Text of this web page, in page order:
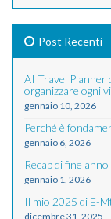
Post Recenti
AI Travel Planner
organizzare ogni
gennaio 10, 2026
Perché è
gennaio 6, 2026
Recap di fine
gennaio 1, 2026
Il mio 2025 di E-
dicembre 31, 2025